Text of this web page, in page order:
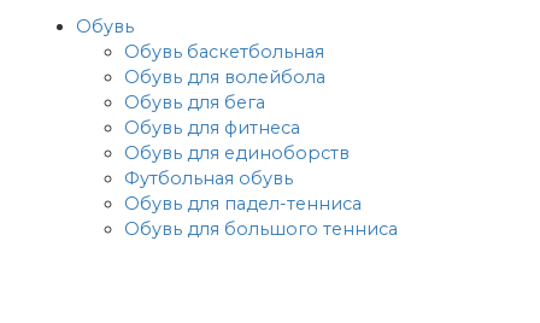
Обувь
Обувь баскетбольная
Обувь для волейбола
Обувь для бега
Обувь для фитнеса
Обувь для единоборств
Футбольная обувь
Обувь для падел-тенниса
Обувь для большого тенниса